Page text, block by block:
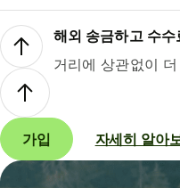
해외 송금하고 수
거리에 상관없이
가입 자세히 알아